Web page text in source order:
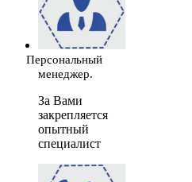
Персональный
менеджер.
За Вами
закрепляется
опытный
специалист